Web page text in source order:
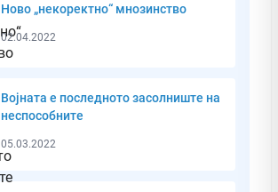
Ново „некоректно“ мнозинство
02.04.2022
Војната е последното засолниште на
неспособните
05.03.2022